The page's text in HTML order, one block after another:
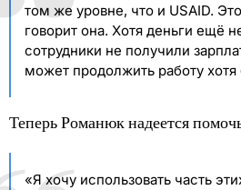
том же уровне, что и USAID.
говорит она. Хотя деньги ещё
сотрудники не получили
может продолжить работу хотя
Теперь Романюк надеется
«Я хочу использовать часть